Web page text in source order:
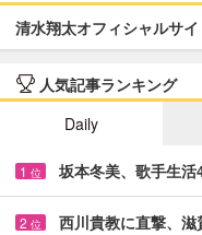
清水翔太オフィシャルサイ
人気記事ランキング
Daily
1 位 坂本冬美、歌手生
2 位 西川貴教に直撃、